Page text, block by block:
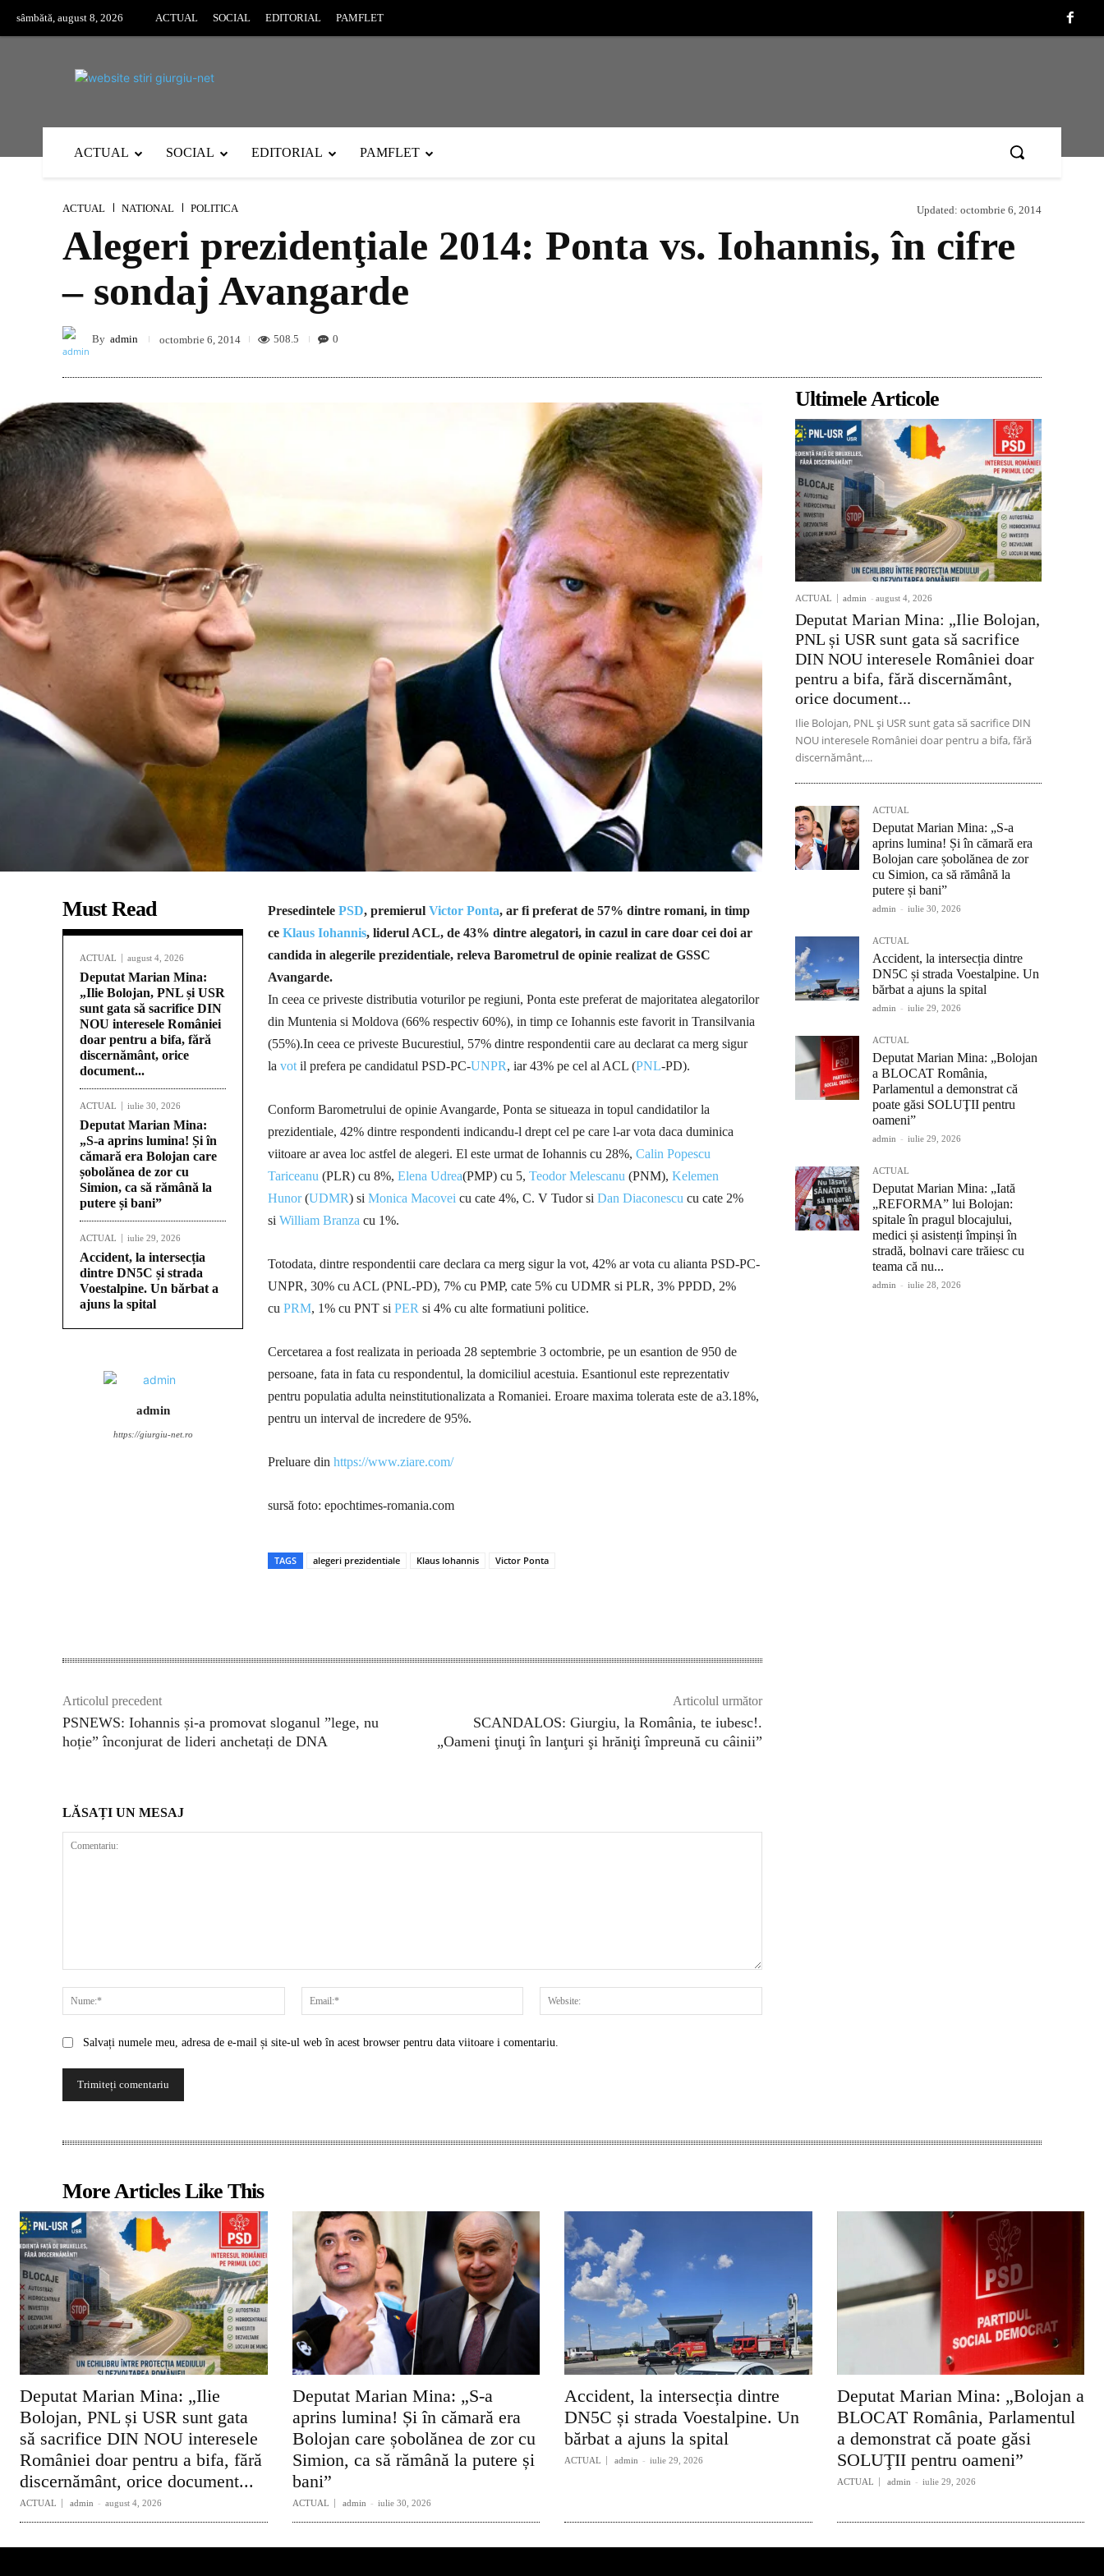
sâmbătă, august 8, 2026 ACTUAL SOCIAL EDITORIAL PAMFLET
ACTUAL SOCIAL EDITORIAL PAMFLET
ACTUAL NATIONAL POLITICA Updated: octombrie 6, 2014
Alegeri prezidenţiale 2014: Ponta vs. Iohannis, în cifre
– sondaj Avangarde
By admin octombrie 6, 2014 508.5 0
Must Read
ACTUAL august 4, 2026
Deputat Marian Mina:
„Ilie Bolojan, PNL și USR
sunt gata să sacrifice DIN
NOU interesele României
doar pentru a bifa, fără
discernământ, orice
document...
ACTUAL iulie 30, 2026
Deputat Marian Mina:
„S-a aprins lumina! Și în
cămară era Bolojan care
șobolănea de zor cu
Simion, ca să rămână la
putere și bani”
ACTUAL iulie 29, 2026
Accident, la intersecția
dintre DN5C și strada
Voestalpine. Un bărbat a
ajuns la spital
admin
https://giurgiu-net.ro
Presedintele PSD, premierul Victor Ponta, ar fi preferat de 57% dintre romani, in timp
ce Klaus Iohannis, liderul ACL, de 43% dintre alegatori, in cazul in care doar cei doi ar
candida in alegerile prezidentiale, releva Barometrul de opinie realizat de GSSC
Avangarde.
In ceea ce priveste distributia voturilor pe regiuni, Ponta este preferat de majoritatea alegatorilor
din Muntenia si Moldova (66% respectiv 60%), in timp ce Iohannis este favorit in Transilvania
(55%).In ceea ce priveste Bucurestiul, 57% dintre respondentii care au declarat ca merg sigur
la vot il prefera pe candidatul PSD-PC-UNPR, iar 43% pe cel al ACL (PNL-PD).
Conform Barometrului de opinie Avangarde, Ponta se situeaza in topul candidatilor la
prezidentiale, 42% dintre respondenti indicandu-l drept cel pe care l-ar vota daca duminica
viitoare ar avea loc astfel de alegeri. El este urmat de Iohannis cu 28%, Calin Popescu
Tariceanu (PLR) cu 8%, Elena Udrea(PMP) cu 5, Teodor Melescanu (PNM), Kelemen
Hunor(UDMR) si Monica Macovei cu cate 4%, C. V Tudor si Dan Diaconescu cu cate 2%
si William Branza cu 1%.
Totodata, dintre respondentii care declara ca merg sigur la vot, 42% ar vota cu alianta PSD-PC-
UNPR, 30% cu ACL (PNL-PD), 7% cu PMP, cate 5% cu UDMR si PLR, 3% PPDD, 2%
cu PRM, 1% cu PNT si PER si 4% cu alte formatiuni politice.
Cercetarea a fost realizata in perioada 28 septembrie 3 octombrie, pe un esantion de 950 de
persoane, fata in fata cu respondentul, la domiciliul acestuia. Esantionul este reprezentativ
pentru populatia adulta neinstitutionalizata a Romaniei. Eroare maxima tolerata este de a3.18%,
pentru un interval de incredere de 95%.
Preluare din https://www.ziare.com/
sursă foto: epochtimes-romania.com
TAGS alegeri prezidentiale Klaus Iohannis Victor Ponta
Articolul precedent
PSNEWS: Iohannis și-a promovat sloganul ”lege, nu
hoție” înconjurat de lideri anchetați de DNA
Articolul următor
SCANDALOS: Giurgiu, la România, te iubesc!.
„Oameni ţinuţi în lanţuri şi hrăniţi împreună cu câinii”
LĂSAȚI UN MESAJ
Nume:*
Email:*
Salvați numele meu, adresa de e-mail și site-ul web în acest browser pentru data viitoare i comentariu.
Ultimele Articole
ACTUAL admin - august 4, 2026
Deputat Marian Mina: „Ilie Bolojan,
PNL și USR sunt gata să sacrifice
DIN NOU interesele României doar
pentru a bifa, fără discernământ,
orice document...
Ilie Bolojan, PNL și USR sunt gata să sacrifice DIN
NOU interesele României doar pentru a bifa, fără
discernământ,...
ACTUAL
Deputat Marian Mina: „S-a
aprins lumina! Și în cămară era
Bolojan care șobolănea de zor
cu Simion, ca să rămână la
putere și bani”
admin - iulie 30, 2026
ACTUAL
Accident, la intersecția dintre
DN5C și strada Voestalpine. Un
bărbat a ajuns la spital
admin - iulie 29, 2026
ACTUAL
Deputat Marian Mina: „Bolojan
a BLOCAT România,
Parlamentul a demonstrat că
poate găsi SOLUŢII pentru
oameni”
admin - iulie 29, 2026
ACTUAL
Deputat Marian Mina: „Iată
„REFORMA” lui Bolojan:
spitale în pragul blocajului,
medici și asistenți împinși în
stradă, bolnavi care trăiesc cu
teama că nu...
admin - iulie 28, 2026
More Articles Like This
Deputat Marian Mina: „Ilie
Bolojan, PNL și USR sunt gata
să sacrifice DIN NOU interesele
României doar pentru a bifa, fără
discernământ, orice document...
ACTUAL admin - august 4, 2026
Deputat Marian Mina: „S-a
aprins lumina! Și în cămară era
Bolojan care șobolănea de zor cu
Simion, ca să rămână la putere și
bani”
ACTUAL admin - iulie 30, 2026
Accident, la intersecția dintre
DN5C și strada Voestalpine. Un
bărbat a ajuns la spital
ACTUAL admin - iulie 29, 2026
Deputat Marian Mina: „Bolojan a
BLOCAT România, Parlamentul
a demonstrat că poate găsi
SOLUŢII pentru oameni”
ACTUAL admin - iulie 29, 2026